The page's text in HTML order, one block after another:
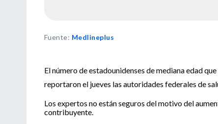
Fuente: Medlineplus
El número de estadounidenses de mediana edad
reportaron el jueves las autoridades federales de
Los expertos no están seguros del motivo del
contribuyente.